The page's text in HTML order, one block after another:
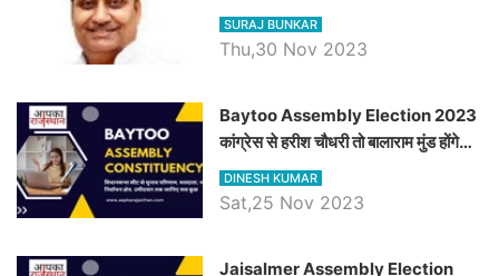
विचार
SURAJ BUNKAR
Thu,30 Nov 2023
Baytoo Assembly Election 2023
कांग्रेस से हरीश चौधरी तो बालाराम मुंड होंगे
भाजपा उम्मीदवार, जानिये बायतू विधानसभा
सीट के ताजा समीकरण
DINESH KUMAR
Sat,25 Nov 2023
​​​​​​​Jaisalmer Assembly Election